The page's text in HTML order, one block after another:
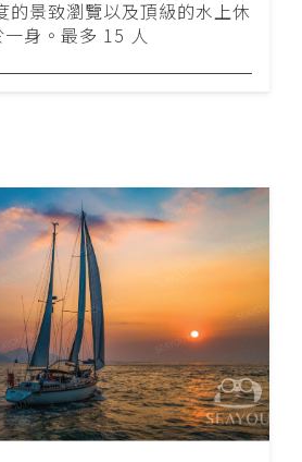
的景致瀏覽以及頂級的水上休
一身。最多 15 人